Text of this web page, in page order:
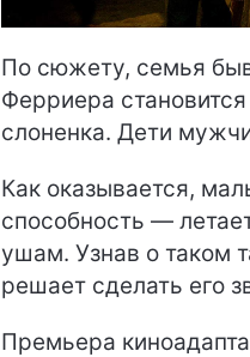
По сюжету, семья
Ферриера
слоненка. Дети
Как оказывается,
способность —
ушам. Узнав о таком
решает сделать его
Премьера